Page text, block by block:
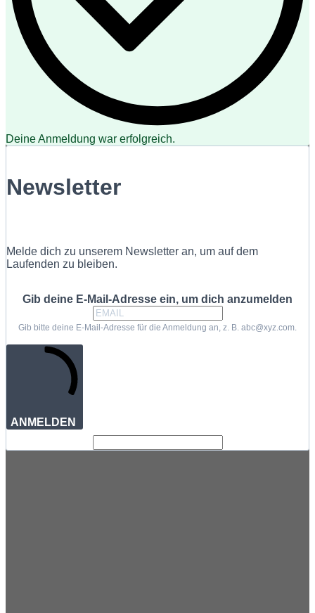
Deine Anmeldung war erfolgreich.
Newsletter
Melde dich zu unserem Newsletter an, um auf dem
Laufenden zu bleiben.
Gib deine E-Mail-Adresse ein, um dich anzumelden
Gib bitte deine E-Mail-Adresse für die Anmeldung an, z. B. abc@xyz.com.
ANMELDEN